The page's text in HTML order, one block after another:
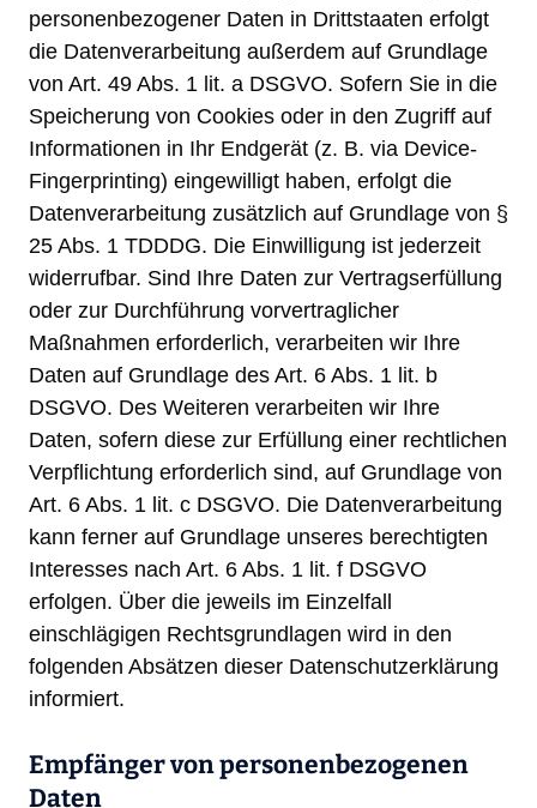
personenbezogener Daten in Drittstaaten erfolgt
die Datenverarbeitung außerdem auf Grundlage
von Art. 49 Abs. 1 lit. a DSGVO. Sofern Sie in die
Speicherung von Cookies oder in den Zugriff auf
Informationen in Ihr Endgerät (z. B. via Device-
Fingerprinting) eingewilligt haben, erfolgt die
Datenverarbeitung zusätzlich auf Grundlage von §
25 Abs. 1 TDDDG. Die Einwilligung ist jederzeit
widerrufbar. Sind Ihre Daten zur Vertragserfüllung
oder zur Durchführung vorvertraglicher
Maßnahmen erforderlich, verarbeiten wir Ihre
Daten auf Grundlage des Art. 6 Abs. 1 lit. b
DSGVO. Des Weiteren verarbeiten wir Ihre
Daten, sofern diese zur Erfüllung einer rechtlichen
Verpflichtung erforderlich sind, auf Grundlage von
Art. 6 Abs. 1 lit. c DSGVO. Die Datenverarbeitung
kann ferner auf Grundlage unseres berechtigten
Interesses nach Art. 6 Abs. 1 lit. f DSGVO
erfolgen. Über die jeweils im Einzelfall
einschlägigen Rechtsgrundlagen wird in den
folgenden Absätzen dieser Datenschutzerklärung
informiert.
Empfänger von personenbezogenen
Daten